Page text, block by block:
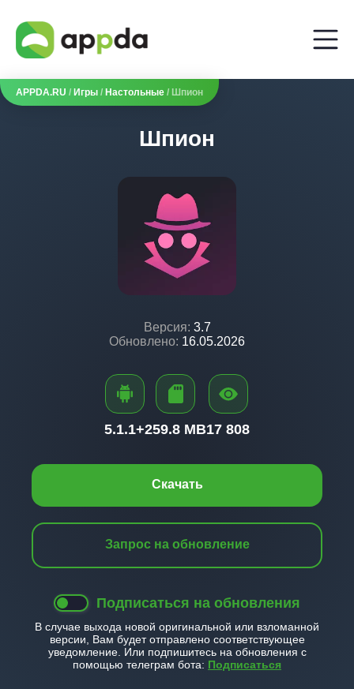
APPDA.RU / Игры / Настольные / Шпион
Шпион
Версия: 3.7
Обновлено: 16.05.2026
Скачать
Запрос на обновление
Подписаться на обновления
В случае выхода новой оригинальной или взломанной
версии, Вам будет отправлено соответствующее
уведомление. Или подпишитесь на обновления с
помощью телеграм бота: Подписаться
5.1.1+259.8 MB17 808